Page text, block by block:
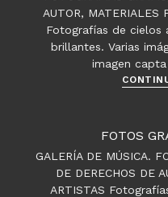
AUTOR, MATERIALES
Fotografías de cielos
brillantes. Varias
imagen
FOTOS
GALERÍA DE MÚSICA.
DE DERECHOS DE
ARTISTAS